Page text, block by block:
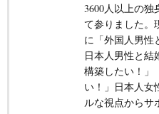
3600人以上の
て参りました。
に「外国人男性
日本人男性と結
構築したい！」
い！」日本人女
ルな視点からサ